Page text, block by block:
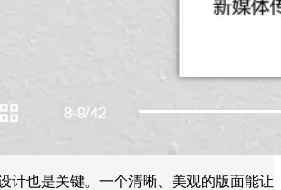
计也是关键。一个清晰、美观的版面能让